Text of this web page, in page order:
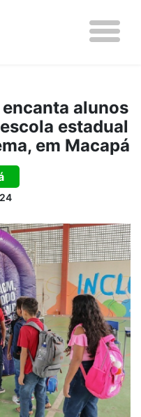
alunos
estadual
em Macapá